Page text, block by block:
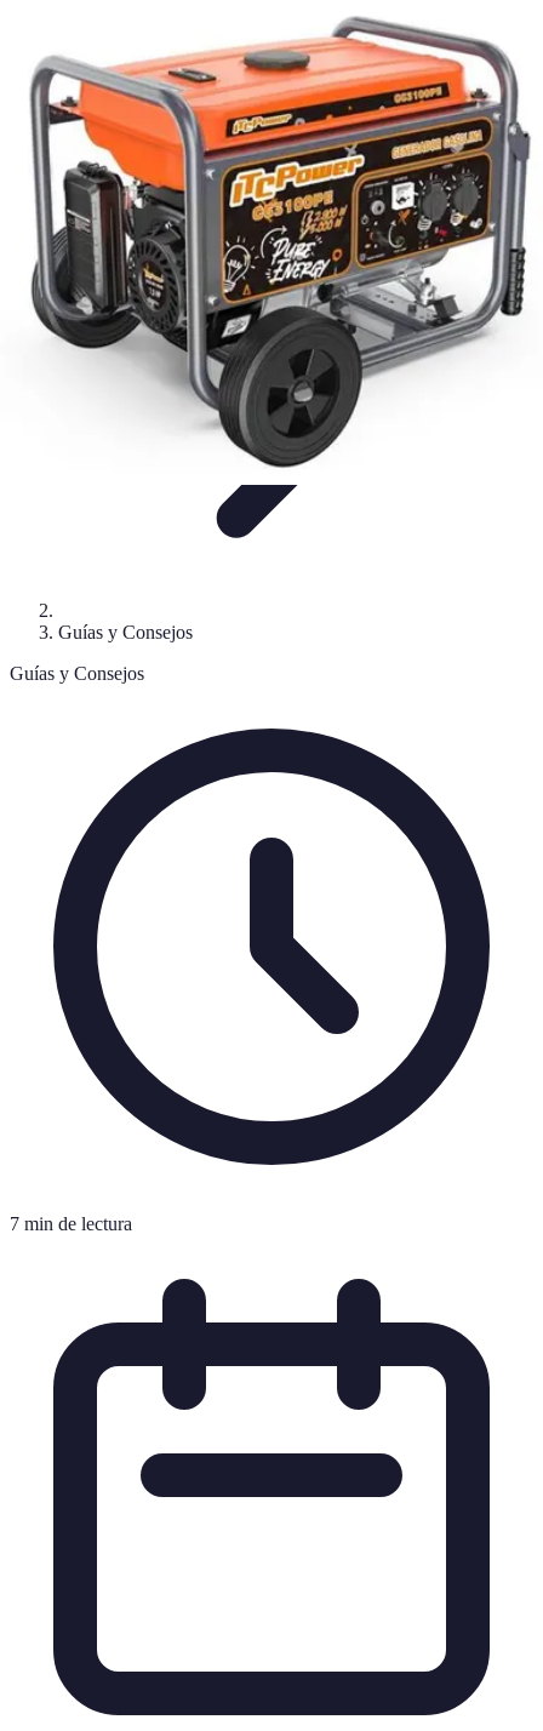
Guías y TutorialesConsejos de
SeguridadGuía de CompraGuías de Compra
Urgencia Alarma
Guías y Consejos
Guías y Consejos
7 min de lectura